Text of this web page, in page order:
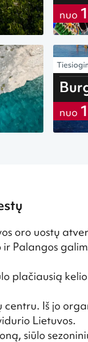
nuo
iš
nuo
oro uostų
Palangos
plačiausią
Iš jo
Lietuvos.
siūlo